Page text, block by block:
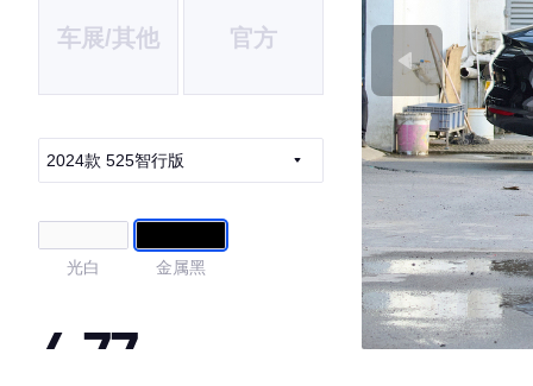
车展/其他 官方
2024款 525智行版
光白 金属黑
4.77